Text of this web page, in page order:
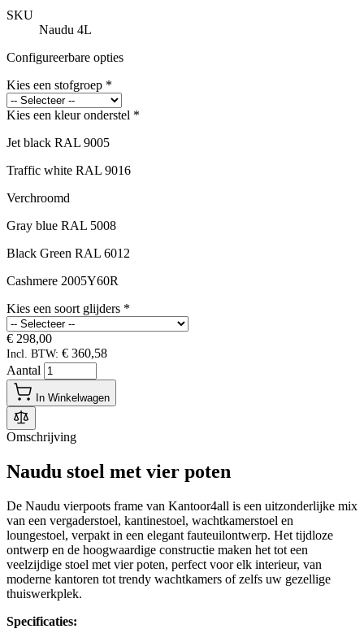
SKU
Naudu 4L
Configureerbare opties
Kies een stofgroep *
Kies een kleur onderstel *
Jet black RAL 9005
Traffic white RAL 9016
Verchroomd
Gray blue RAL 5008
Black Green RAL 6012
Cashmere 2005Y60R
Kies een soort glijders *
€ 298,00
Incl. BTW: € 360,58
Aantal
In Winkelwagen
Omschrijving
Naudu stoel met vier poten
De Naudu vierpoots frame van Kantoor4all is een uitzonderlijke mix
van een vergaderstoel, kantinestoel, wachtkamerstoel en
loungestoel, verpakt in een elegant fauteuilontwerp. Het tijdloze
ontwerp en de hoogwaardige constructie maken het tot een
veelzijdige stoel met vier poten, perfect voor elk interieur, van
moderne kantoren tot trendy wachtkamers of zelfs uw gezellige
thuiswerkplek.
Specificaties: